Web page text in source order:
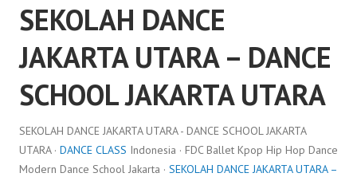
SEKOLAH DANCE
JAKARTA UTARA – DANCE
SCHOOL JAKARTA UTARA
SEKOLAH DANCE JAKARTA UTARA - DANCE SCHOOL JAKARTA
UTARA · DANCE CLASS Indonesia · FDC Ballet Kpop Hip Hop Dance
Modern Dance School Jakarta · SEKOLAH DANCE JAKARTA UTARA –